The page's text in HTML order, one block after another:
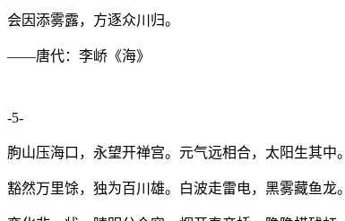
会因添雾露，方逐众川归。
——唐代：李峤《海》
-5-
朐山压海口，永望开禅宫。元气远相合，太阳生其中。
豁然万里馀，独为百川雄。白波走雷电，黑雾藏鱼龙。